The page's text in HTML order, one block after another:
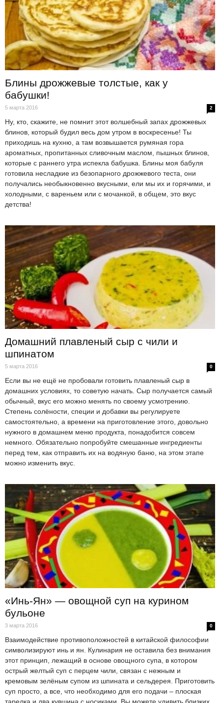
Блины дрожжевые толстые, как у
бабушки!
5 марта 2016 2
Ну, кто, скажите, не помнит этот волшебный запах дрожжевых
блинов, который будил весь дом утром в воскресенье! Ты
приходишь на кухню, а там возвышается румяная гора
ароматных, пропитанных сливочным маслом, пышных блинов,
которые с раннего утра испекла бабушка. Блины моя бабуля
готовила несладкие из безопарного дрожжевого теста, они
получались необыкновенно вкусными, ели мы их и горячими, и
холодными, с вареньем или с мочанкой, в общем, это вкус
детства!
Домашний плавленый сыр с чили и
шпинатом
5 марта 2016 0
Если вы не ещё не пробовали готовить плавленый сыр в
домашних условиях, то советую начать. Сыр получается самый
обычный, вкус его можно менять по своему усмотрению.
Степень солёности, специи и добавки вы регулируете
самостоятельно, а времени на приготовление этого, довольно
нужного в домашнем меню продукта, понадобится совсем
немного. Обязательно попробуйте смешанные ингредиенты
перед тем, как отправить их на водяную баню, на этом этапе
можно изменить вкус.
«Инь-Ян» — овощной суп на курином
бульоне
3 марта 2016 0
Взаимодействие противоположностей в китайской философии
символизируют инь и ян. Кулинария не оставила без внимания
этот принцип, лежащий в основе овощного супа, в котором
острый желтый суп с перцем чили, связан с нежным и
кремовым зелёным супом из шпината и сельдерея. Приготовить
суп просто, а все, что необходимо для его подачи – плоская
тарелка и два кувшина с носиками. Вы можете удивить близких